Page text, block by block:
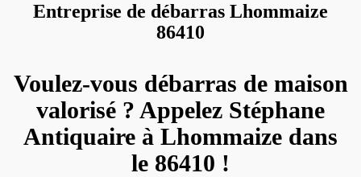
Entreprise de débarras Lhommaize
86410
Voulez-vous débarras de maison
valorisé ? Appelez Stéphane
Antiquaire à Lhommaize dans
le 86410 !